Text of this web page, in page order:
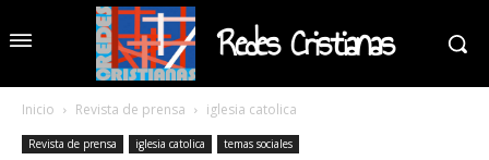
Redes Cristianas
Inicio Revista de prensa iglesia catolica
Revista de prensa iglesia catolica temas sociales